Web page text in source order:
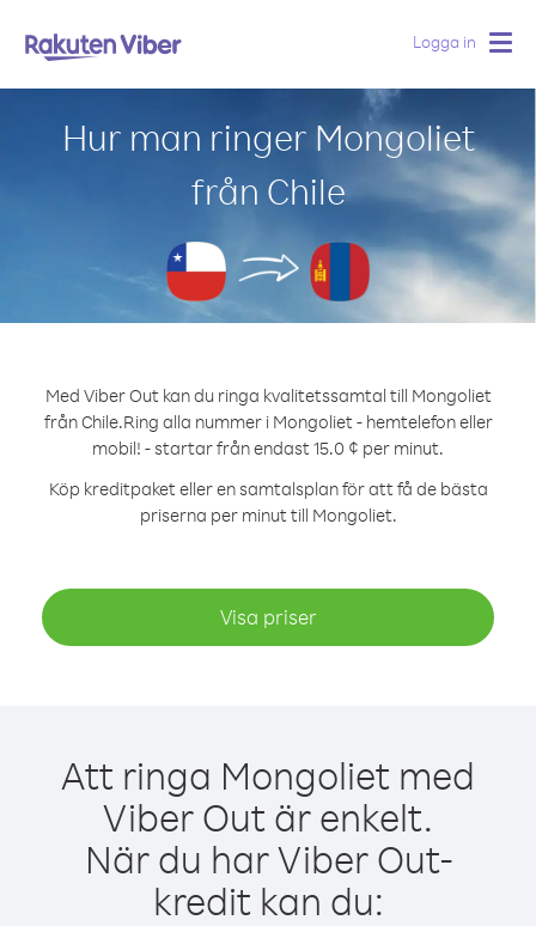
Logga in
Hur man ringer Mongoliet
från Chile
Med Viber Out kan du ringa kvalitetssamtal till Mongoliet
från Chile.Ring alla nummer i Mongoliet - hemtelefon eller
mobil! - startar från endast 15.0 ¢ per minut.
Köp kreditpaket eller en samtalsplan för att få de bästa
priserna per minut till Mongoliet.
Visa priser
Att ringa Mongoliet med
Viber Out är enkelt.
När du har Viber Out-
kredit kan du: